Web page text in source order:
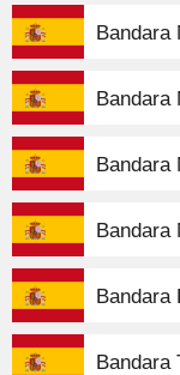
Bandara
Bandara
Bandara
Bandara
Bandara
Bandara